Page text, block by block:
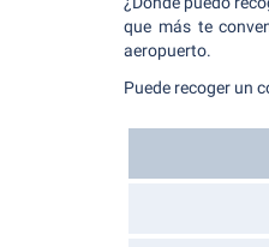
que más te
aeropuerto.
Puede recoger un